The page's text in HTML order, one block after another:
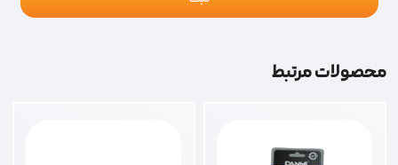
محصولات مرتبط